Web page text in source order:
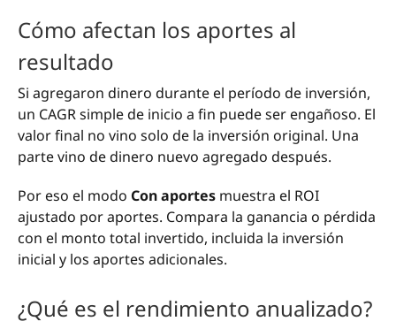
Cómo afectan los aportes al
resultado
Si agregaron dinero durante el período de inversión,
un CAGR simple de inicio a fin puede ser engañoso. El
valor final no vino solo de la inversión original. Una
parte vino de dinero nuevo agregado después.
Por eso el modo Con aportes muestra el ROI
ajustado por aportes. Compara la ganancia o pérdida
con el monto total invertido, incluida la inversión
inicial y los aportes adicionales.
¿Qué es el rendimiento anualizado?